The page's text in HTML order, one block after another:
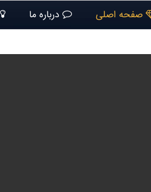
صفحه اصلی درباره ما